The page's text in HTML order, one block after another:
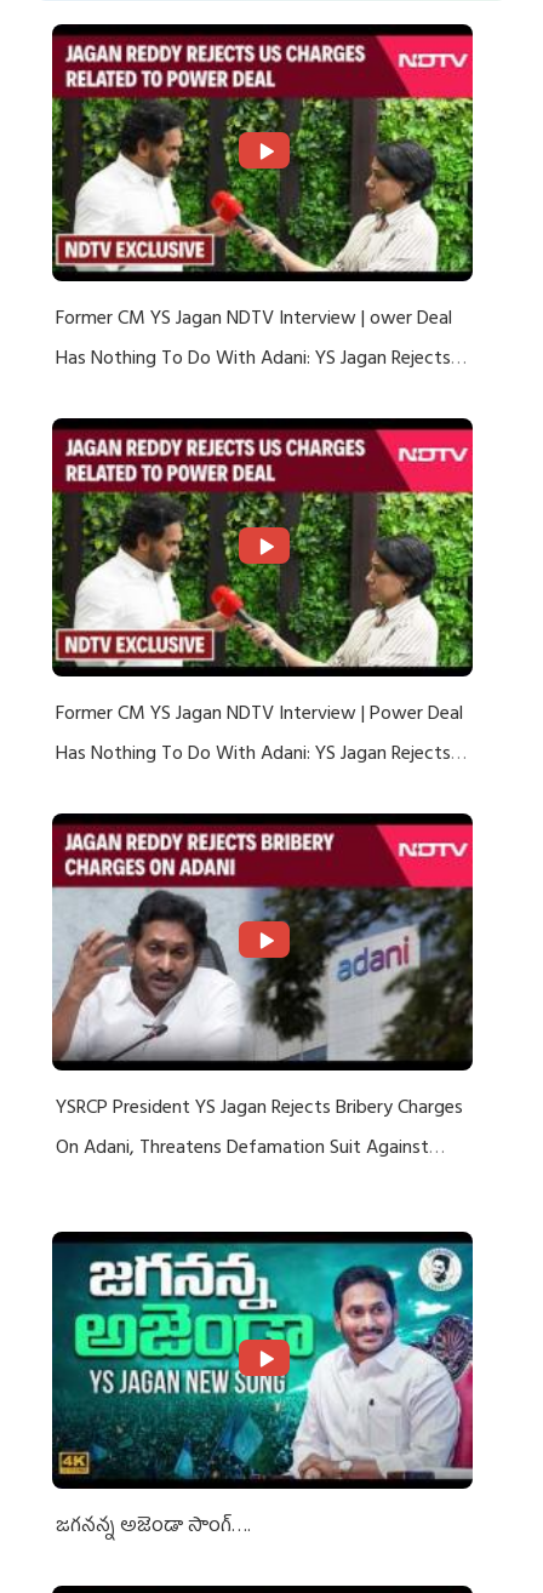
Former CM YS Jagan NDTV Interview | ower Deal
Has Nothing To Do With Adani: YS Jagan Rejects
Former CM YS Jagan NDTV Interview | Power Deal
Has Nothing To Do With Adani: YS Jagan Rejects
YSRCP President YS Jagan Rejects Bribery Charges
On Adani, Threatens Defamation Suit Against
జగనన్న అజెండా సాంగ్….